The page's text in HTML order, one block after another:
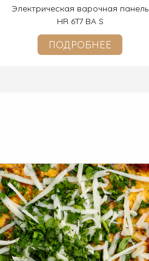
Электрическая варочная панель
HR 6T7 BA S
ПОДРОБНЕЕ